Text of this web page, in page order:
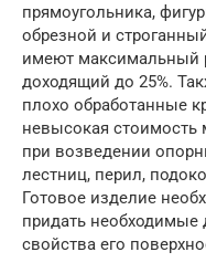
прямоугольника,
обрезной и
имеют максимальный
доходящий до 25%.
плохо обработанные
невысокая стоимость
при возведении
лестниц, перил,
Готовое изделие
придать
свойства его